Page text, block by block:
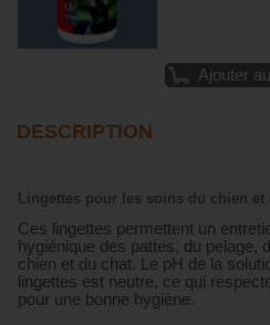
Ajouter
DESCRIPTION
Lingettes pour les soins du chien et
Ces lingettes permettent un
hygiénique des pattes, du pelage,
chien et du chat. Le pH de la
lingettes est neutre, ce qui
pour une bonne hygiène.